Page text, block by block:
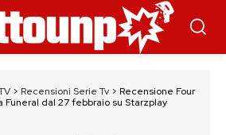
> Recensioni Serie Tv> Recensione Four
Funeral dal 27 febbraio su Starzplay